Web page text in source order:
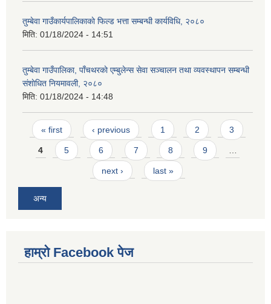
तुम्बेवा गाउँकार्यपालिकाकाे फिल्ड भत्ता सम्बन्धी कार्यविधि, २०८०
मिति: 01/18/2024 - 14:51
तुम्बेवा गाउँपालिका, पाँचथरकाे एम्बुलेन्स सेवा सञ्चालन तथा व्यवस्थापन सम्बन्धी
संशाेधित नियमावली, २०८०
मिति: 01/18/2024 - 14:48
Pages
« first ‹ previous 1 2 3
4 5 6 7 8 9
next › last »
अन्य
हाम्राे Facebook पेज